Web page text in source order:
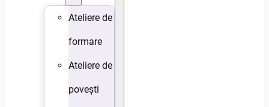
Ateliere de
formare
Ateliere de
povești